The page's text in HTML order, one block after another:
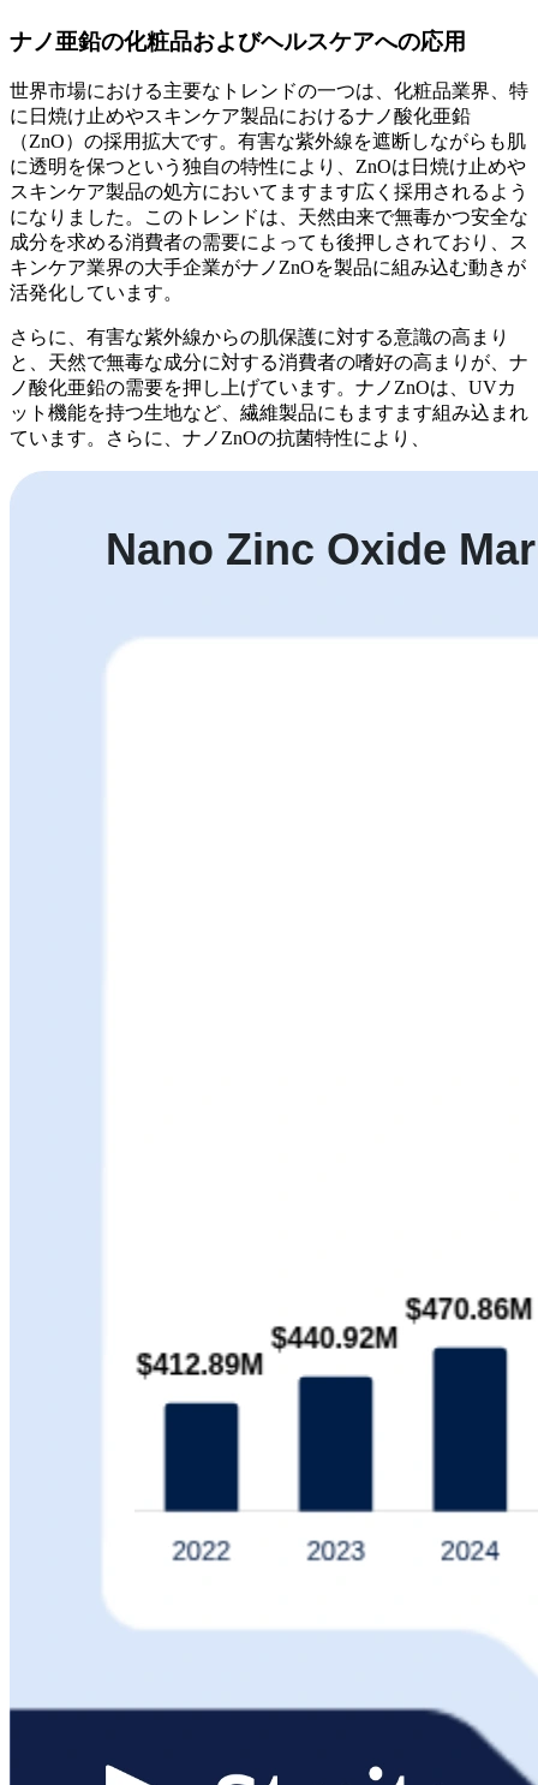
ナノ亜鉛の化粧品およびヘルスケアへの応用
世界市場における主要なトレンドの一つは、化粧品業界、特
に日焼け止めやスキンケア製品におけるナノ酸化亜鉛
（ZnO）の採用拡大です。有害な紫外線を遮断しながらも肌
に透明を保つという独自の特性により、ZnOは日焼け止めや
スキンケア製品の処方においてますます広く採用されるよう
になりました。このトレンドは、天然由来で無毒かつ安全な
成分を求める消費者の需要によっても後押しされており、ス
キンケア業界の大手企業がナノZnOを製品に組み込む動きが
活発化しています。
さらに、有害な紫外線からの肌保護に対する意識の高まり
と、天然で無毒な成分に対する消費者の嗜好の高まりが、ナ
ノ酸化亜鉛の需要を押し上げています。ナノZnOは、UVカ
ット機能を持つ生地など、繊維製品にもますます組み込まれ
ています。さらに、ナノZnOの抗菌特性により、